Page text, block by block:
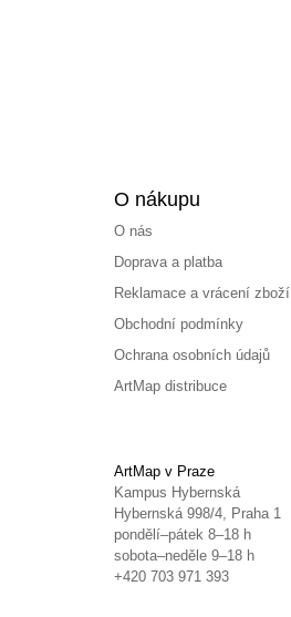
O nákupu
O nás
Doprava a platba
Reklamace a vrácení zboží
Obchodní podmínky
Ochrana osobních údajů
ArtMap distribuce
ArtMap v Praze
Kampus Hybernská
Hybernská 998/4, Praha 1
pondělí–pátek 8–18 h
sobota–neděle 9–18 h
+420 703 971 393